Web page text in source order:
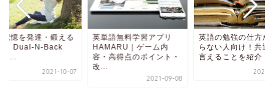
記憶を発達・鍛える
リ Dual-N-Back
2021-10-07
英単語無料学習アプリ
HAMARU｜ゲーム内
容・高得点のポイント・
改...
2021-09-08
英語の勉強の仕方が
らない人向け！共通
言えることを紹介
2021-